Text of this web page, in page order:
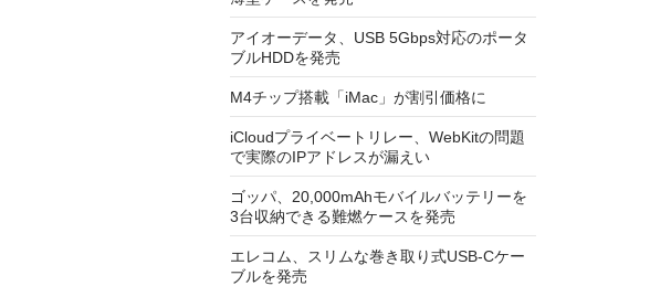
アイオーデータ、USB 5Gbps対応のポータ
ブルHDDを発売
M4チップ搭載「iMac」が割引価格に
iCloudプライベートリレー、WebKitの問題
で実際のIPアドレスが漏えい
ゴッパ、20,000mAhモバイルバッテリーを
3台収納できる難燃ケースを発売
エレコム、スリムな巻き取り式USB-Cケー
ブルを発売